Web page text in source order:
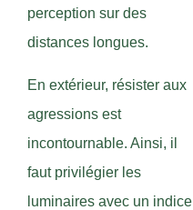
perception sur des
distances longues.
En extérieur, résister aux
agressions est
incontournable. Ainsi, il
faut privilégier les
luminaires avec un indice